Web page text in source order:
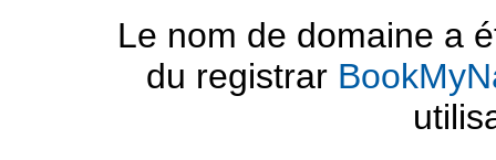
Le nom de domaine a
du registrar